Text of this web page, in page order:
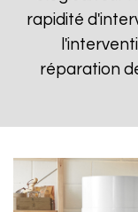
rapidité
réparation